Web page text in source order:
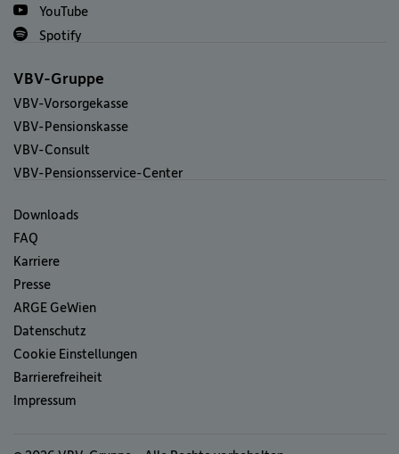
YouTube
Spotify
VBV-Gruppe
VBV-Vorsorgekasse
VBV-Pensionskasse
VBV-Consult
VBV-Pensionsservice-Center
Downloads
FAQ
Karriere
Presse
ARGE GeWien
Datenschutz
Cookie Einstellungen
Barrierefreiheit
Impressum